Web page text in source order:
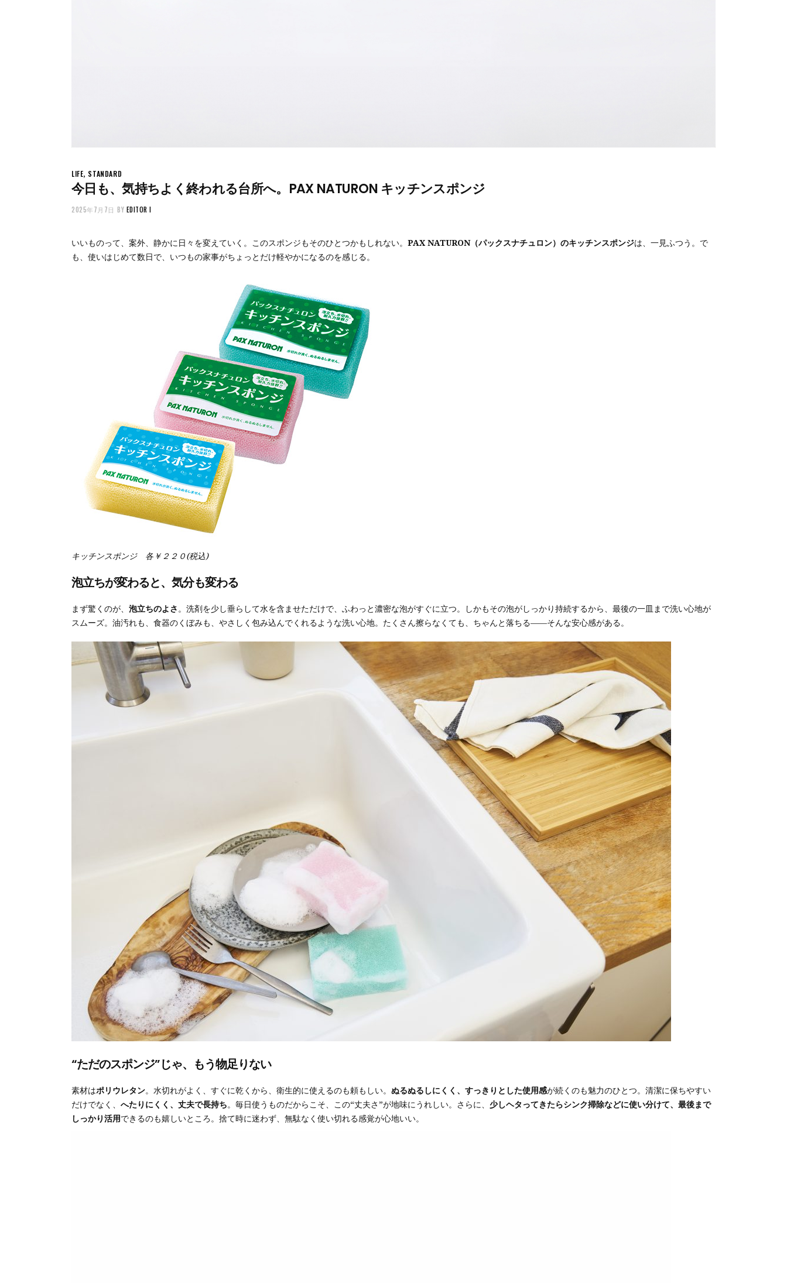
LIFE, STANDARD
今日も、気持ちよく終われる台所へ。PAX NATURON キッチンスポンジ
2025年7月7日 BY EDITOR I
いいものって、案外、静かに日々を変えていく。このスポンジもそのひとつかもしれない。 PAX NATURON（パックスナチュロン）のキッチンスポンジは、一見ふつう。で
も、使いはじめて数日で、いつもの家事がちょっとだけ軽やかになるのを感じる。
キッチンスポンジ 各￥２２０(税込)
泡立ちが変わると、気分も変わる
まず驚くのが、 泡立ちのよさ。洗剤を少し垂らして水を含ませただけで、ふわっと濃密な泡がすぐに立つ。しかもその泡がしっかり持続するから、最後の一皿まで洗い心地が
スムーズ。油汚れも、食器のくぼみも、やさしく包み込んでくれるような洗い心地。たくさん擦らなくても、ちゃんと落ちる——そんな安心感がある。
“ただのスポンジ”じゃ、もう物足りない
素材はポリウレタン。水切れがよく、すぐに乾くから、衛生的に使えるのも頼もしい。 ぬるぬるしにくく、すっきりとした使用感が続くのも魅力のひとつ。清潔に保ちやすい
だけでなく、 へたりにくく、丈夫で長持ち。毎日使うものだからこそ、この“丈夫さ”が地味にうれしい。さらに、 少しヘタってきたらシンク掃除などに使い分けて、最後まで
しっかり活用できるのも嬉しいところ。捨て時に迷わず、無駄なく使い切れる感覚が心地いい。